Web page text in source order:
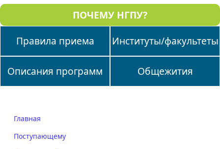
ПОЧЕМУ НГПУ?
Правила приема
Институты/факультеты
Описания программ Общежития
Главная
Поступающему